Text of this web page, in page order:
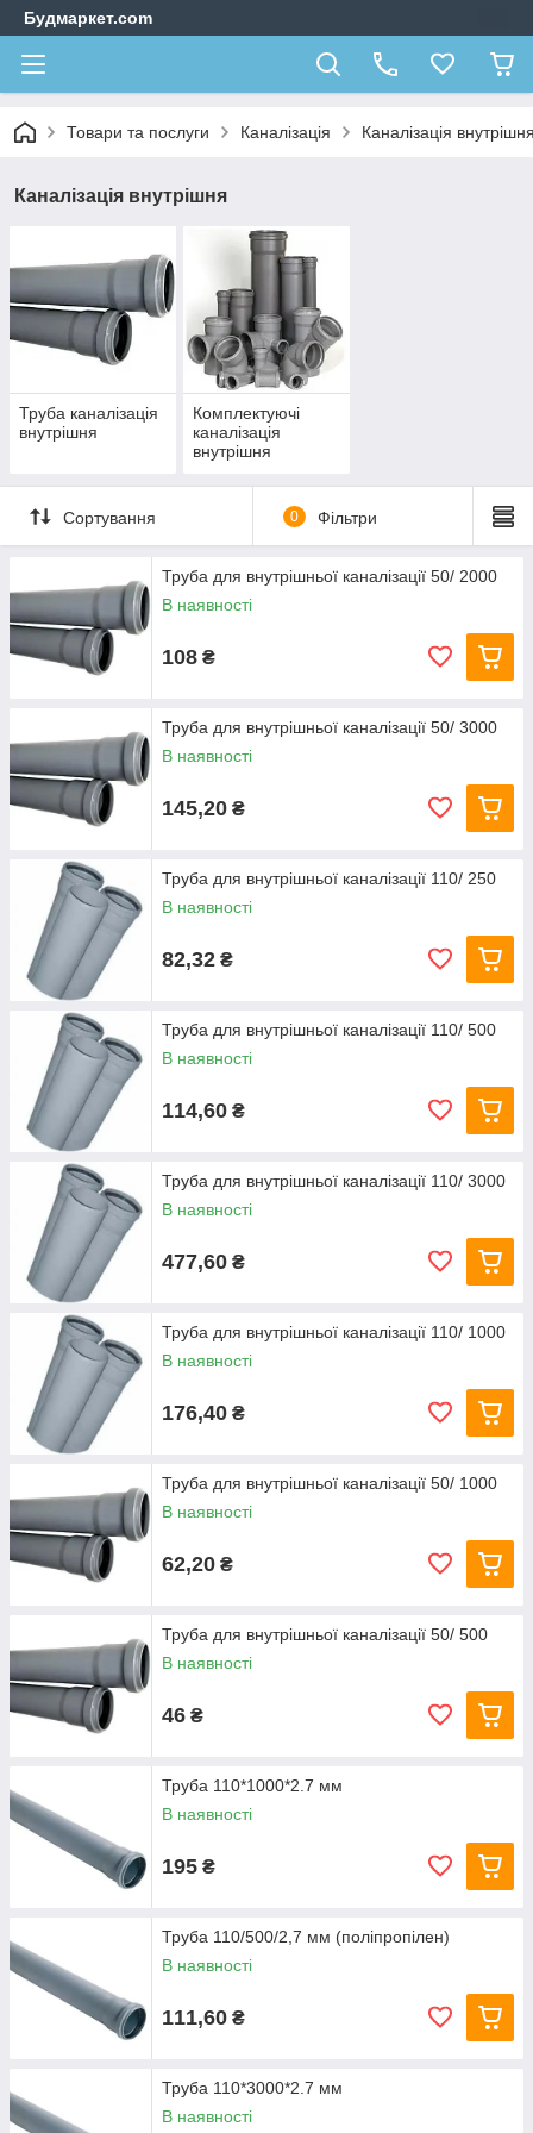
Будмаркет.com
Товари та послуги Каналізація Каналізація
Каналізація внутрішня
Труба каналізація
внутрішня
Комплектуючі
каналізація
внутрішня
Сортування 0 Фільтри
Труба для внутрішньої каналізації 50/ 2000
В наявності
108 ₴
Труба для внутрішньої каналізації 50/ 3000
В наявності
145,20 ₴
Труба для внутрішньої каналізації 110/ 250
В наявності
82,32 ₴
Труба для внутрішньої каналізації 110/ 500
В наявності
114,60 ₴
Труба для внутрішньої каналізації 110/ 3000
В наявності
477,60 ₴
Труба для внутрішньої каналізації 110/ 1000
В наявності
176,40 ₴
Труба для внутрішньої каналізації 50/ 1000
В наявності
62,20 ₴
Труба для внутрішньої каналізації 50/ 500
В наявності
46 ₴
Труба 110*1000*2.7 мм
В наявності
195 ₴
Труба 110/500/2,7 мм (поліпропілен)
В наявності
111,60 ₴
Труба 110*3000*2.7 мм
В наявності